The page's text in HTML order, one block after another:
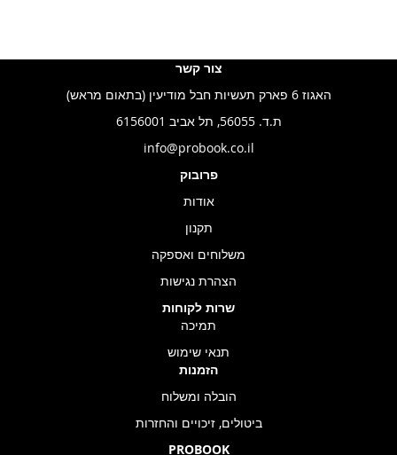
צור קשר
האגוז 6 פארק תעשיות חבל מודיעין (בתאום מראש)
ת.ד. 56055, תל אביב 6156001
info@probook.co.il
פרובוק
אודות
תקנון
משלוחים ואספקה
הצהרת נגישות
שרות לקוחות
תמיכה
תנאי שימוש
הזמנות
הובלה ומשלוח
ביטולים, זיכויים והחזרות
PROBOOK